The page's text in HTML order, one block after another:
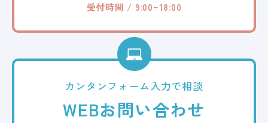
受付時間 / 9:00~18:00
カンタンフォーム入力で相談
WEBお問い合わせ